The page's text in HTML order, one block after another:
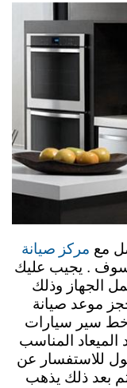
مع مركز صيانة
سوف . يجيب عليك
الجهاز وذلك
موعد صيانة
سير سيارات
الميعاد المناسب
للاستفسار عن
بعد ذلك يذهب